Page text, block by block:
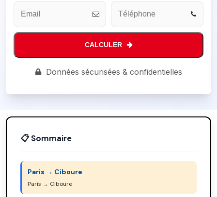
CALCULER
Données sécurisées & confidentielles
📋 Sommaire
Paris → Ciboure
Paris → Ciboure